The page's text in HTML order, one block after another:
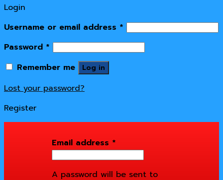
Login
Username or email address *
Password *
Remember me
Log in
Lost your password?
Register
Email address *
A password will be sent to